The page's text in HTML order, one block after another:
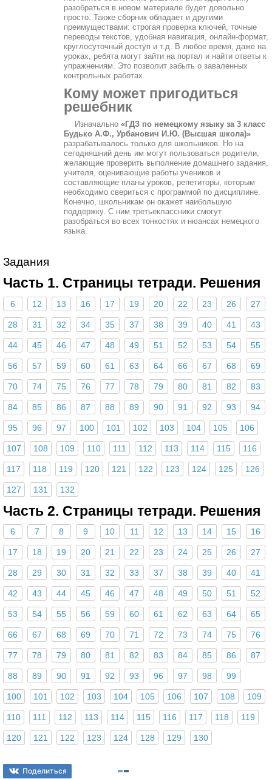
разобраться в новом материале будет довольно
просто. Также сборник обладает и другими
преимуществами: строгая проверка ключей, точные
переводы текстов, удобная навигация, онлайн-формат,
круглосуточный доступ и т.д. В любое время, даже на
уроках, ребята могут зайти на портал и найти ответы к
упражнениям. Это позволит забыть о заваленных
контрольных работах.
Кому может пригодиться
решебник
Изначально «ГДЗ по немецкому языку за 3 класс
Будько А.Ф., Урбанович И.Ю. (Высшая школа)»
разрабатывалось только для школьников. Но на
сегодняшний день им могут пользоваться родители,
желающие проверить выполнение домашнего задания,
учителя, оценивающие работы учеников и
составляющие планы уроков, репетиторы, которым
необходимо свериться с программой по дисциплине.
Конечно, школьникам он окажет наибольшую
поддержку. С ним третьеклассники смогут
разобраться во всех тонкостях и нюансах немецкого
языка.
Задания
Часть 1. Страницы тетради. Решения
6 12 13 16 17 19 20 22 23 26 27
28 31 32 34 35 37 38 39 40 41 43
44 45 46 47 48 49 51 52 53 54 55
56 57 59 60 61 63 64 66 67 68 69
70 74 75 76 77 78 79 80 81 82 83
84 85 86 87 88 89 90 91 92 93 94
95 96 97 100 101 102 103 104 105 106
107 108 109 110 111 112 113 114 115 116
117 118 119 120 121 122 123 124 125 126
127 131 132
Часть 2. Страницы тетради. Решения
6 7 8 9 10 11 12 13 14 15 16
17 18 19 20 21 22 23 24 25 26 27
28 29 30 31 32 33 37 38 39 40 41
42 43 44 45 46 47 48 49 50 51 52
53 54 55 56 59 60 61 62 63 64 65
66 67 68 69 70 71 72 73 74 75 76
77 78 79 80 81 82 83 84 85 86 87
88 89 90 91 92 93 96 97 98 99
100 101 102 103 104 105 106 107 108 109
110 111 112 113 114 115 116 117 118 119
120 121 122 123 124 128 129 130
Поделиться